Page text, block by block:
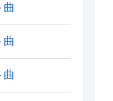
曲
曲
曲